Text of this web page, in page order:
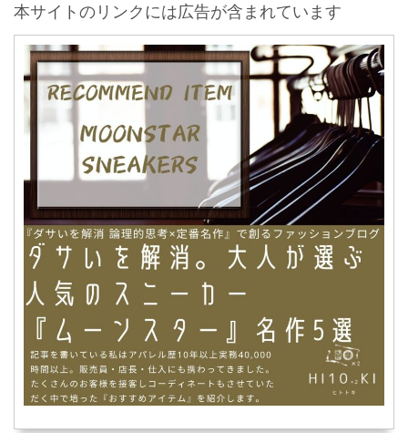
本サイトのリンクには広告が含まれています